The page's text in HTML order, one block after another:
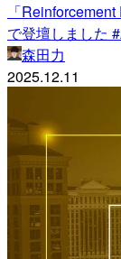
「
で登壇しました
森田力
2025.12.11